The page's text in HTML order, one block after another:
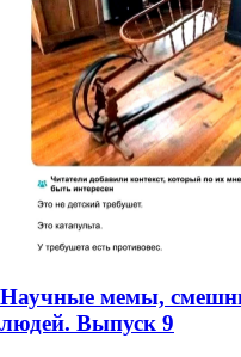
Научные мемы,
людей. Выпуск 9